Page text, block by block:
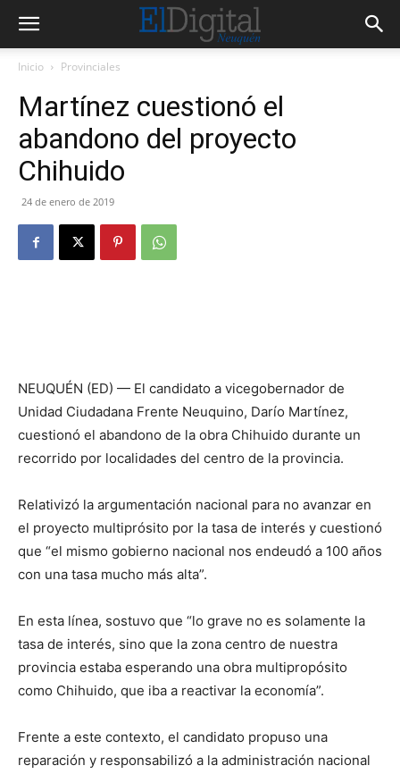
Inicio Provinciales
Martínez cuestionó el
abandono del proyecto
Chihuido
24 de enero de 2019
NEUQUÉN (ED) — El candidato a vicegobernador de
Unidad Ciudadana Frente Neuquino, Darío Martínez,
cuestionó el abandono de la obra Chihuido durante un
recorrido por localidades del centro de la provincia.
Relativizó la argumentación nacional para no avanzar en
el proyecto multiprósito por la tasa de interés y cuestionó
que “el mismo gobierno nacional nos endeudó a 100 años
con una tasa mucho más alta”.
En esta línea, sostuvo que “lo grave no es solamente la
tasa de interés, sino que la zona centro de nuestra
provincia estaba esperando una obra multipropósito
como Chihuido, que iba a reactivar la economía”.
Frente a este contexto, el candidato propuso una
reparación y responsabilizó a la administración nacional